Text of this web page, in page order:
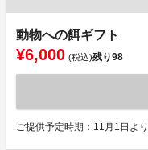
動物への餌ギフト
¥6,000 (税込)残り98
ご提供予定時期：11月1日よ